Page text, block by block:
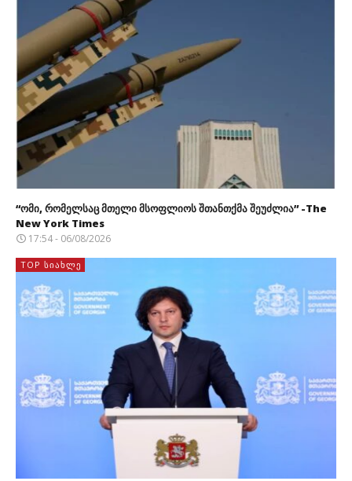
“ომი, რომელსაც მთელი მსოფლიოს შთანთქმა შეუძლია” -The
New York Times
17:54 - 06/08/2026
TOP ᲡᲘᲐᲮᲚᲔ